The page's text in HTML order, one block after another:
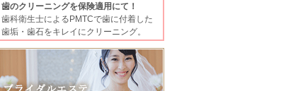
歯のクリーニングを保険適用にて！
歯科衛生士によるPMTCで歯に付着した
歯垢・歯石をキレイにクリーニング。